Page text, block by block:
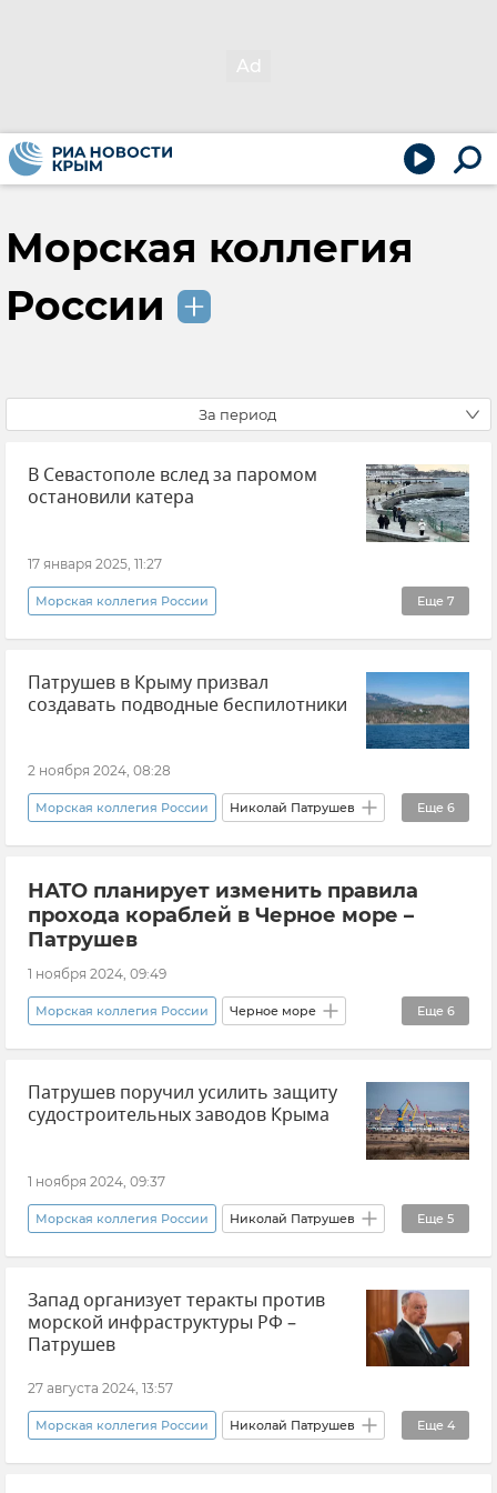
Морская коллегия
России
За период
В Севастополе вслед за паромом
остановили катера
17 января 2025, 11:27
Еще 7
Морская коллегия России
Паромы и катера в Севастополе
Севастополь Новости Севастополя
Общественный транспорт
Патрушев в Крыму призвал
создавать подводные беспилотники
2 ноября 2024, 08:28
Еще 6
Морская коллегия России Николай Патрушев
Крым
ЧФ РФ (Черноморский флот Российской Федерации)
Беспилотник (БПЛА, дрон) Черное море
Безопасность Республики Крым и Севастополя
ВМФ
НАТО планирует изменить правила
прохода кораблей в Черное море –
Патрушев
1 ноября 2024, 09:49
Еще 6
Морская коллегия России Черное море
Конвенция Монтре НАТО Крым
Николай Патрушев
Новости
Патрушев поручил усилить защиту
судостроительных заводов Крыма
1 ноября 2024, 09:37
Еще 5
Морская коллегия России Николай Патрушев
Безопасность Республики Крым и Севастополя
Судостроение Крым Новости
Атаки ВСУ на Крым
Запад организует теракты против
морской инфраструктуры РФ –
Патрушев
27 августа 2024, 13:57
Еще 4
Морская коллегия России Николай Патрушев
Безопасность Теракт Россия